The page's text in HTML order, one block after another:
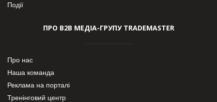
Події
ПРО В2В МЕДІА-ГРУПУ TRADEMASTER
Про нас
Наша команда
Реклама на порталі
Тренінговий центр